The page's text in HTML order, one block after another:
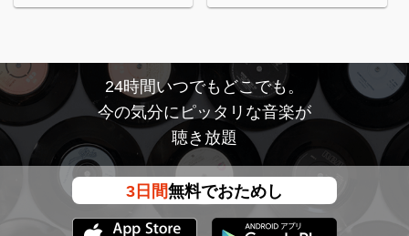
24時間いつでもどこでも。
今の気分にピッタリな音楽が
聴き放題
3日間無料でおためし